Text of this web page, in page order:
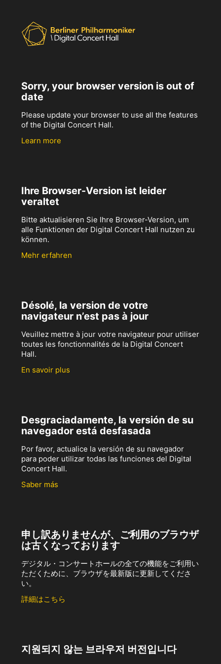
Sorry, your browser version is out of
date
Please update your browser to use all the features
of the Digital Concert Hall.
Learn more
Ihre Browser-Version ist leider
veraltet
Bitte aktualisieren Sie Ihre Browser-Version, um
alle Funktionen der Digital Concert Hall nutzen zu
können.
Mehr erfahren
Désolé, la version de votre
navigateur n’est pas à jour
Veuillez mettre à jour votre navigateur pour utiliser
toutes les fonctionnalités de la Digital Concert
Hall.
En savoir plus
Desgraciadamente, la versión de su
navegador está desfasada
Por favor, actualice la versión de su navegador
para poder utilizar todas las funciones del Digital
Concert Hall.
Saber más
申し訳ありませんが、ご利用のブラウザ
は古くなっております
デジタル・コンサートホールの全ての機能をご利用い
ただくために、ブラウザを最新版に更新してくださ
い。
詳細はこちら
지원되지 않는 브라우저 버전입니다